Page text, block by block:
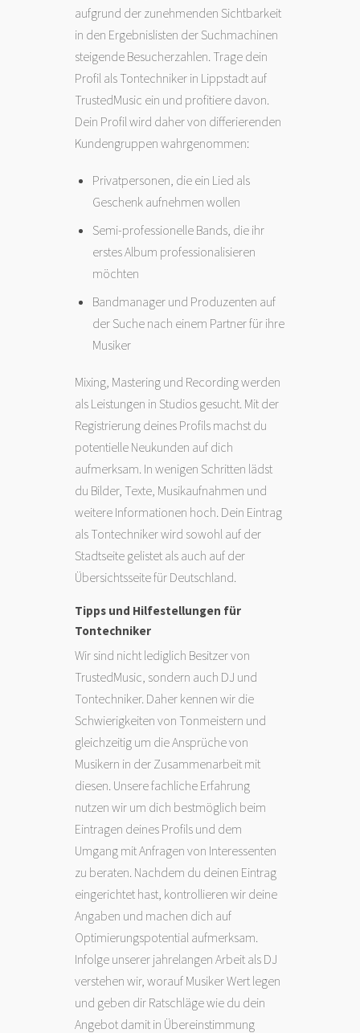
aufgrund der zunehmenden Sichtbarkeit
in den Ergebnislisten der Suchmachinen
steigende Besucherzahlen. Trage dein
Profil als Tontechniker in Lippstadt auf
TrustedMusic ein und profitiere davon.
Dein Profil wird daher von differierenden
Kundengruppen wahrgenommen:
Privatpersonen, die ein Lied als
Geschenk aufnehmen wollen
Semi-professionelle Bands, die ihr
erstes Album professionalisieren
möchten
Bandmanager und Produzenten auf
der Suche nach einem Partner für ihre
Musiker
Mixing, Mastering und Recording werden
als Leistungen in Studios gesucht. Mit der
Registrierung deines Profils machst du
potentielle Neukunden auf dich
aufmerksam. In wenigen Schritten lädst
du Bilder, Texte, Musikaufnahmen und
weitere Informationen hoch. Dein Eintrag
als Tontechniker wird sowohl auf der
Stadtseite gelistet als auch auf der
Übersichtsseite für Deutschland.
Tipps und Hilfestellungen für
Tontechniker
Wir sind nicht lediglich Besitzer von
TrustedMusic, sondern auch DJ und
Tontechniker. Daher kennen wir die
Schwierigkeiten von Tonmeistern und
gleichzeitig um die Ansprüche von
Musikern in der Zusammenarbeit mit
diesen. Unsere fachliche Erfahrung
nutzen wir um dich bestmöglich beim
Eintragen deines Profils und dem
Umgang mit Anfragen von Interessenten
zu beraten. Nachdem du deinen Eintrag
eingerichtet hast, kontrollieren wir deine
Angaben und machen dich auf
Optimierungspotential aufmerksam.
Infolge unserer jahrelangen Arbeit als DJ
verstehen wir, worauf Musiker Wert legen
und geben dir Ratschläge wie du dein
Angebot damit in Übereinstimmung